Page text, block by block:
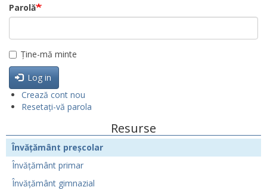
Parolă
Ține-mă minte
Log in
Crează cont nou
Resetați-vă parola
Resurse
Învățământ preșcolar
Învățământ primar
Învățământ gimnazial